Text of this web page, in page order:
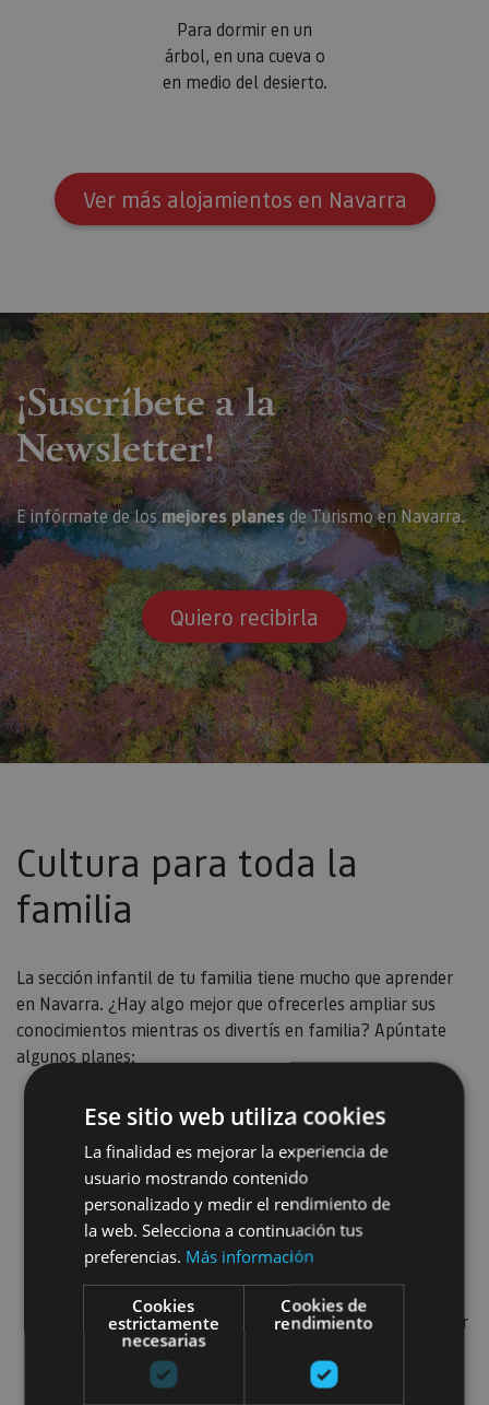
Para dormir en un
árbol, en una cueva o
en medio del desierto.
Ver más alojamientos en Navarra
¡Suscríbete a la
Newsletter!
E infórmate de losmejores planesde Turismo en Navarra.
Quiero recibirla
Cultura para toda la
familia
La sección infantil de tu familia tiene mucho que aprender
en Navarra. ¿Hay algo mejor que ofrecerles ampliar sus
conocimientos mientras os divertís en familia? Apúntate
algunos planes:
el Castillo de Javier o el de Olite son sencillamente
imprescindibles. Déjales que los recorran de arriba
abajo para conocer las estancias y suban a sus torres.
Visitas teatralizadas : a lo largo del año distintos
monumentos y empresas ofrecen visitas con
personajes históricos, una forma muy divertida de
conocer nuestra historia. ¡Verás cómo no van a perder
Ese sitio web utiliza cookies
La finalidad es mejorar la experiencia de
usuario mostrando contenido
personalizado y medir el rendimiento de
la web. Selecciona a continuación tus
preferencias. Más información
Cookies
estrictamente
necesarias
Cookies de
rendimiento